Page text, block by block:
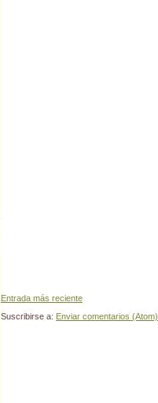
Entrada más reciente
Suscribirse a: Enviar comentarios (Atom)